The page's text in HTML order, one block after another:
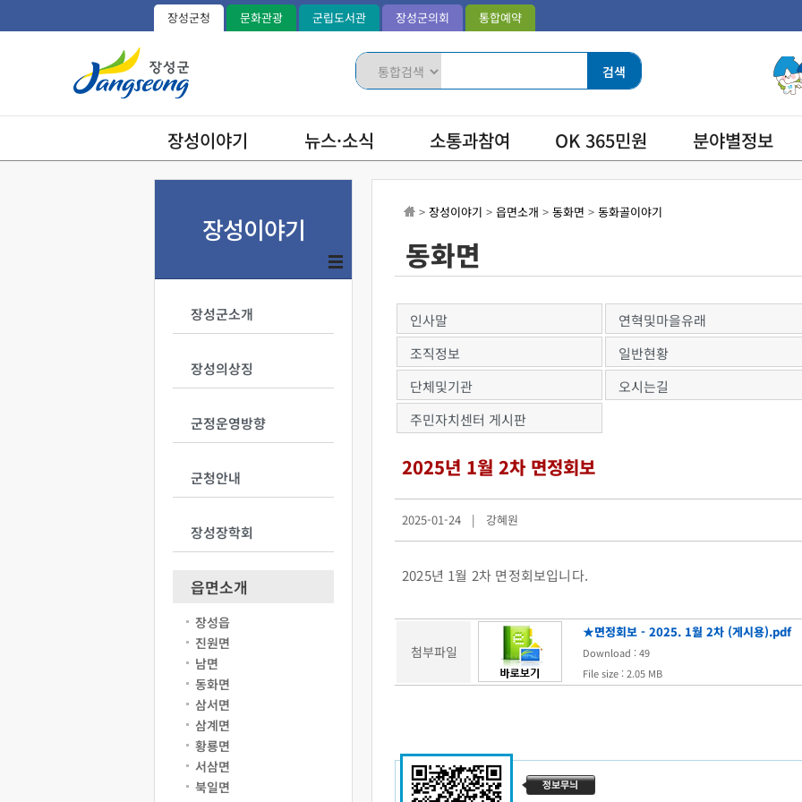
장성군청 문화관광 군립도서관 장성군의회 통합예약
장성이야기 뉴스·소식 소통과참여 OK 365민원 분야별정보
장성이야기
장성군소개
장성의상징
군정운영방향
군청안내
장성장학회
읍면소개
장성읍
진원면
남면
동화면
삼서면
삼계면
황룡면
서삼면
북일면
> 장성이야기 > 읍면소개 > 동화면 > 동화골이야기
동화면
인사말 연혁및마을유래
조직정보
일반현황
단체및기관
오시는길
주민자치센터 게시판
2025년 1월 2차 면정회보
2025-01-24 | 강혜원
2025년 1월 2차 면정회보입니다.
첨부파일
★면정회보 - 2025. 1월 2차 (게시용).pdf
Download : 49
File size : 2.05 MB